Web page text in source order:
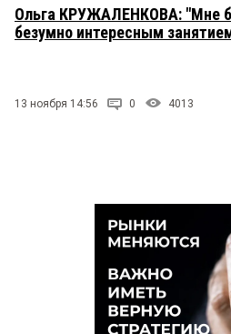
Ольга КРУЖАЛЕНКОВА: "Мне
безумно интересным
13 ноября 14:56 0 4013